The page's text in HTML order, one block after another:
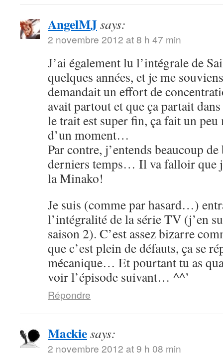
AngelMJsays:
2 novembre 2012 at 8 h 47 min
J’ai également lu l’intégrale de
quelques années, et je me
demandait un effort de
avait partout et que ça partait
le trait est super fin, ça fait un
d’un moment…
Par contre, j’entends beaucoup
derniers temps… Il va falloir que
la Minako!
Je suis (comme par hasard…)
l’intégralité de la série TV (j’en
saison 2). C’est assez bizarre
que c’est plein de défauts, ça se
mécanique… Et pourtant tu as
voir l’épisode suivant… ^^’
Répondre
Mackiesays:
2 novembre 2012 at 9 h 08 min